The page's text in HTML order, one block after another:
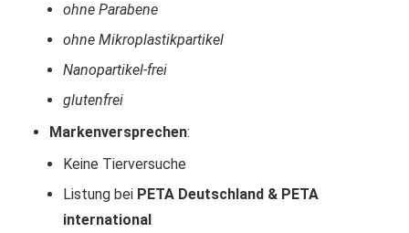
ohne Parabene
ohne Mikroplastikpartikel
Nanopartikel-frei
glutenfrei
Markenversprechen:
Keine Tierversuche
Listung bei PETA Deutschland & PETA
international